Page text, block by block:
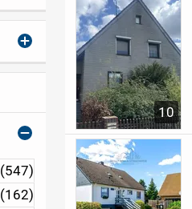
10
(547)
(162)